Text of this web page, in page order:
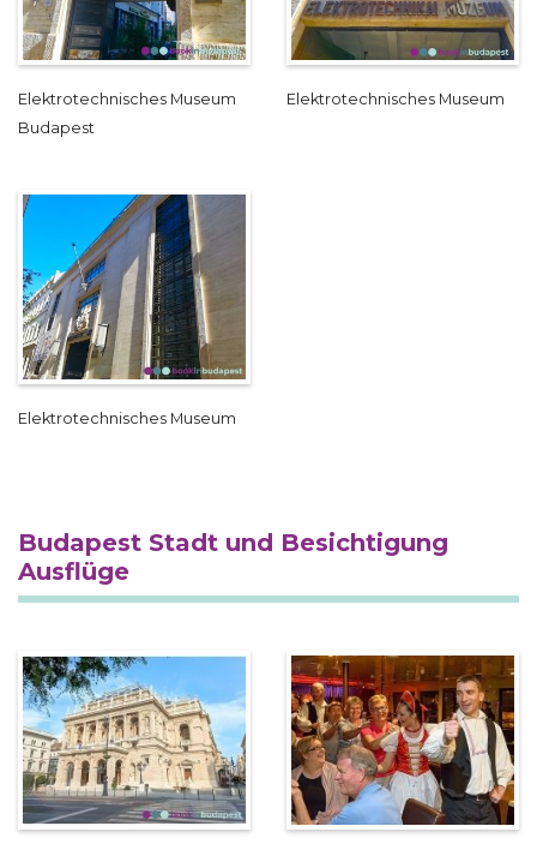
Elektrotechnisches Museum
Budapest
Elektrotechnisches Museum
Elektrotechnisches Museum
Budapest Stadt und Besichtigung
Ausflüge